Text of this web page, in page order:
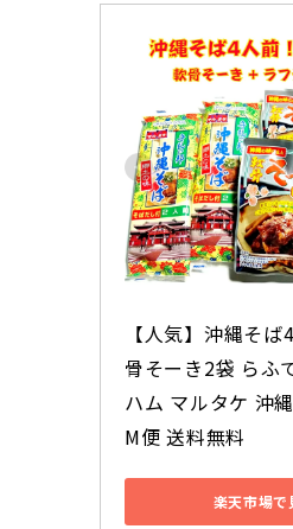
【人気】沖縄そ
骨そーき2袋 らふ
ハム マルタケ 沖
M便 送料無料
楽天市場で